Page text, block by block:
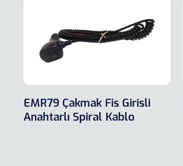
EMR79 Çakmak Fis Girisli
Anahtarlı Spiral Kablo